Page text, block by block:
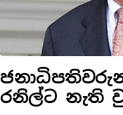
රනිල්ට නැති